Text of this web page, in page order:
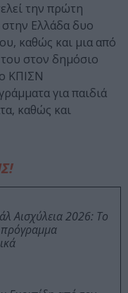
την πρώτη
Ελλάδα δυο
καθώς και μια από
του στον δημόσιο
ΚΠΙΣΝ
για παιδιά
καθώς και
Αισχύλεια 2026: Το
πρόγραμμα